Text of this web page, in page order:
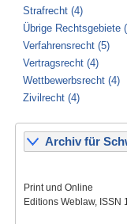
Strafrecht (4)
Übrige Rechtsgebiete
Verfahrensrecht (5)
Vertragsrecht (4)
Wettbewerbsrecht (4)
Zivilrecht (4)
Archiv für
Print und Online
Editions Weblaw, ISSN